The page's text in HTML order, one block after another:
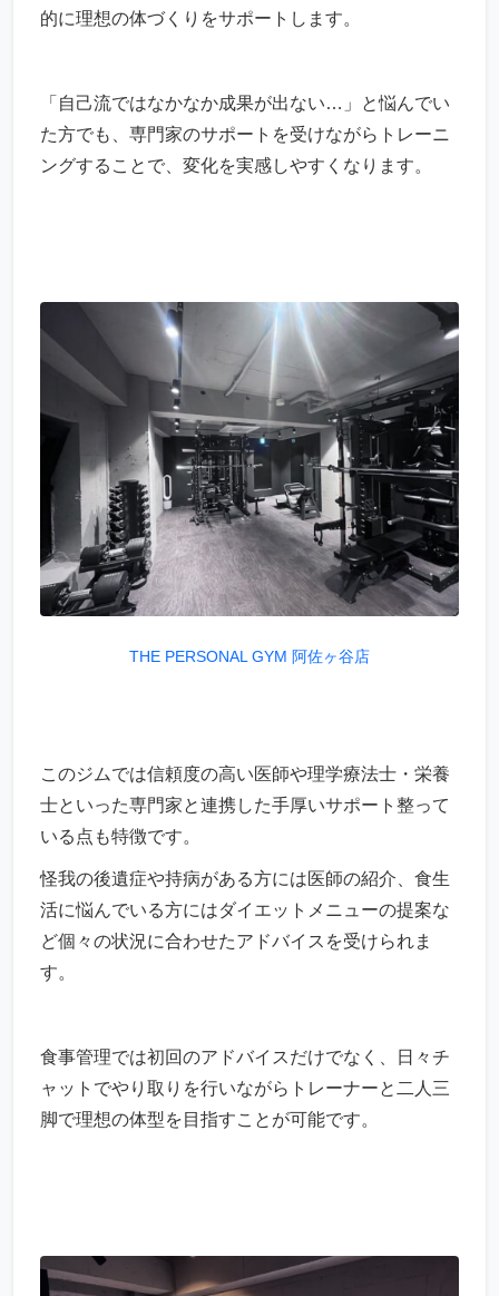
的に理想の体づくりをサポートします。
「自己流ではなかなか成果が出ない…」と悩んでい
た方でも、専門家のサポートを受けながらトレーニ
ングすることで、変化を実感しやすくなります。
THE PERSONAL GYM 阿佐ヶ谷店
このジムでは信頼度の高い医師や理学療法士・栄養
士といった専門家と連携した手厚いサポート整って
いる点も特徴です。
怪我の後遺症や持病がある方には医師の紹介、食生
活に悩んでいる方にはダイエットメニューの提案な
ど個々の状況に合わせたアドバイスを受けられま
す。
食事管理では初回のアドバイスだけでなく、日々チ
ャットでやり取りを行いながらトレーナーと二人三
脚で理想の体型を目指すことが可能です。